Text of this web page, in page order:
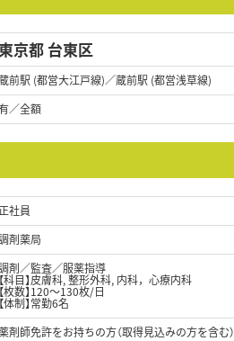
東京都 台東区
前駅 (都営大江戸線)／蔵前駅 (都営浅草線)
／全額
社員
剤薬局
剤／監査／服薬指導
【科目】皮膚科, 整形外科, 内科，心療内科
【枚数】120～130枚/日
【体制】常勤6名
剤師免許をお持ちの方（取得見込みの方を含む）